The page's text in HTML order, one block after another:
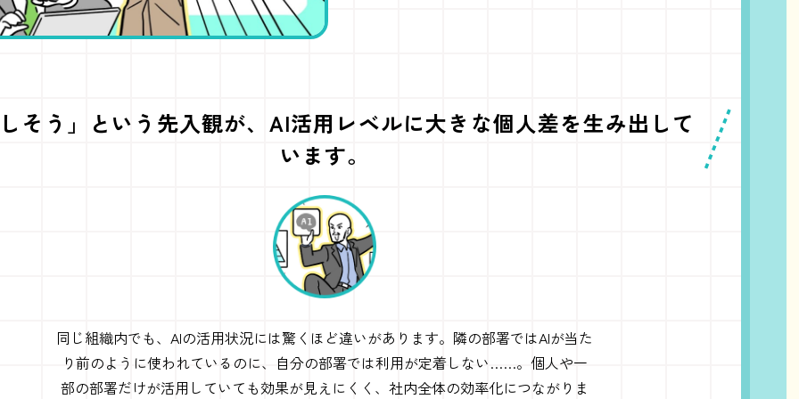
そう」という先入観が、AI活用レベルに大きな個人差を生み出して
います。
同じ組織内でも、AIの活用状況には驚くほど違いがあります。隣の部署ではAIが当た
り前のように使われているのに、自分の部署では利用が定着しない……。個人や一
部の部署だけが活用していても効果が見えにくく、社内全体の効率化につながりま